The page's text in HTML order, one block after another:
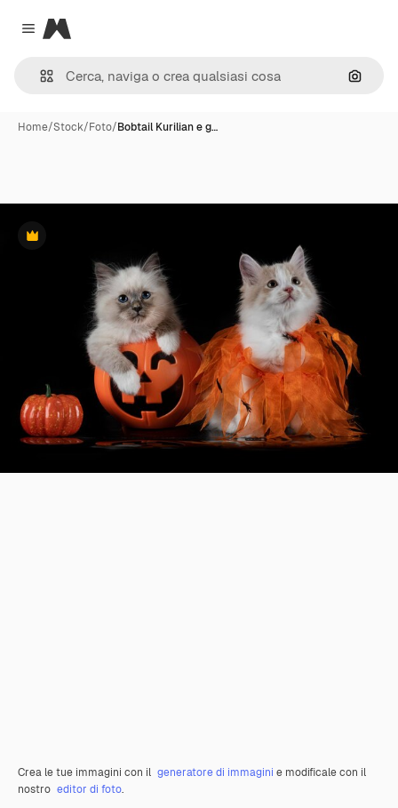
Close menu
Magnific
Cerca
Home/Stock/Foto/Bobtail Kurilian e g…
Premium
Crea le tue immagini con il generatore di immagini e modificale con il
nostro editor di foto.